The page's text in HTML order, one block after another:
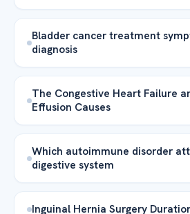
Bladder cancer treatment
diagnosis
The Congestive Heart Failure
Effusion Causes
Which autoimmune disorder
digestive system
Inguinal Hernia Surgery